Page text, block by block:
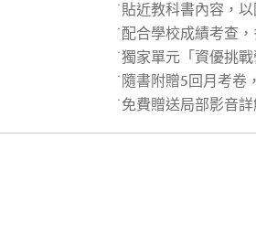
˙貼近教科書內容，
˙配合學校成績考查
˙獨家單元「資優挑
˙隨書附贈5回月考卷
˙免費贈送局部影音